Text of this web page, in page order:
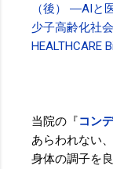
（後） ―AIと
少子高齢化社
HEALTHCARE
当院の『コン
あらわれない
身体の調子を